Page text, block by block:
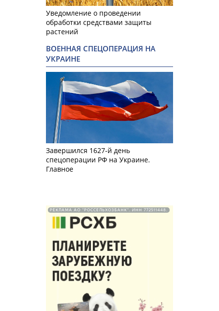
Уведомление о проведении
обработки средствами защиты
растений
ВОЕННАЯ СПЕЦОПЕРАЦИЯ НА
УКРАИНЕ
Завершился 1627-й день
спецоперации РФ на Украине.
Главное
РЕКЛАМА АО "РОССЕЛЬХОЗБАНК". ИНН 772511448.